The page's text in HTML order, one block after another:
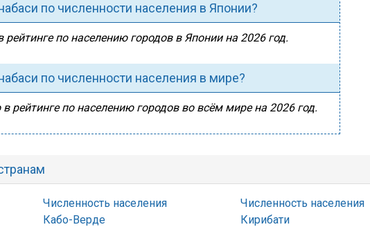
по численности населения в Японии?
по населению городов в Японии на 2026 год.
по численности населения в мире?
рейтинге по населению городов во всём мире на 2026 год.
Численность населения
Кабо-Верде
Численность населения
Кирибати